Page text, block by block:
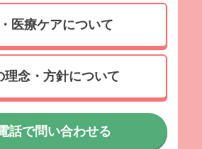
医療ケアについて
理念・方針について
話で問い合わせる